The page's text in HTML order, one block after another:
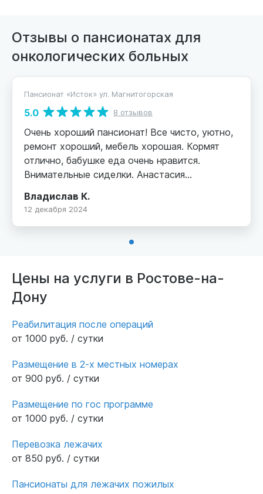
Отзывы о пансионатах для
онкологических больных
Пансионат «Исток» ул. Магнитогорская
5.0 8 отзывов
Очень хороший пансионат! Все чисто, уютно,
ремонт хороший, мебель хорошая. Кормят
отлично, бабушке еда очень нравится.
Внимательные сиделки. Анастасия
внимательная и добрая, просто лучик света
для постояльцев! Врач реабилитолог
время поставил бабушку на ноги. Очень
Владислав К.
12 декабря 2024
Цены на услуги в Ростове-на-
Дону
Реабилитация после операций
от 1000 руб. / сутки
Размещение в 2-х местных номерах
от 900 руб. / сутки
Размещение по гос программе
от 1000 руб. / сутки
Перевозка лежачих
от 850 руб. / сутки
Пансионаты для лежачих пожилых